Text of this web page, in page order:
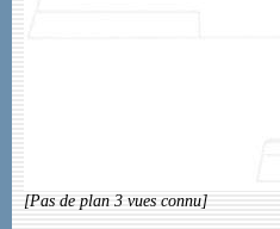
[Pas de plan 3 vues connu]